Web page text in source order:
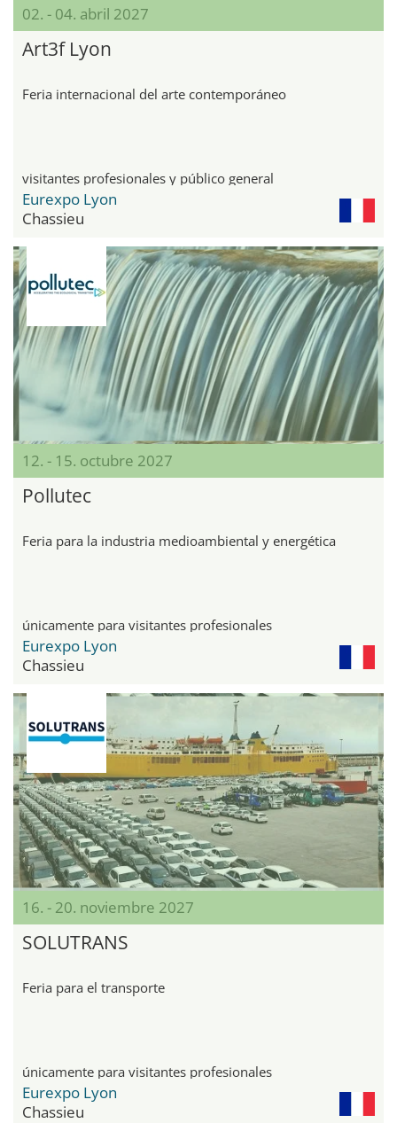
02. - 04. abril 2027
Art3f Lyon
Feria internacional del arte contemporáneo
visitantes profesionales y público general
Eurexpo Lyon
Chassieu
12. - 15. octubre 2027
Pollutec
Feria para la industria medioambiental y energética
únicamente para visitantes profesionales
Eurexpo Lyon
Chassieu
16. - 20. noviembre 2027
SOLUTRANS
Feria para el transporte
únicamente para visitantes profesionales
Eurexpo Lyon
Chassieu